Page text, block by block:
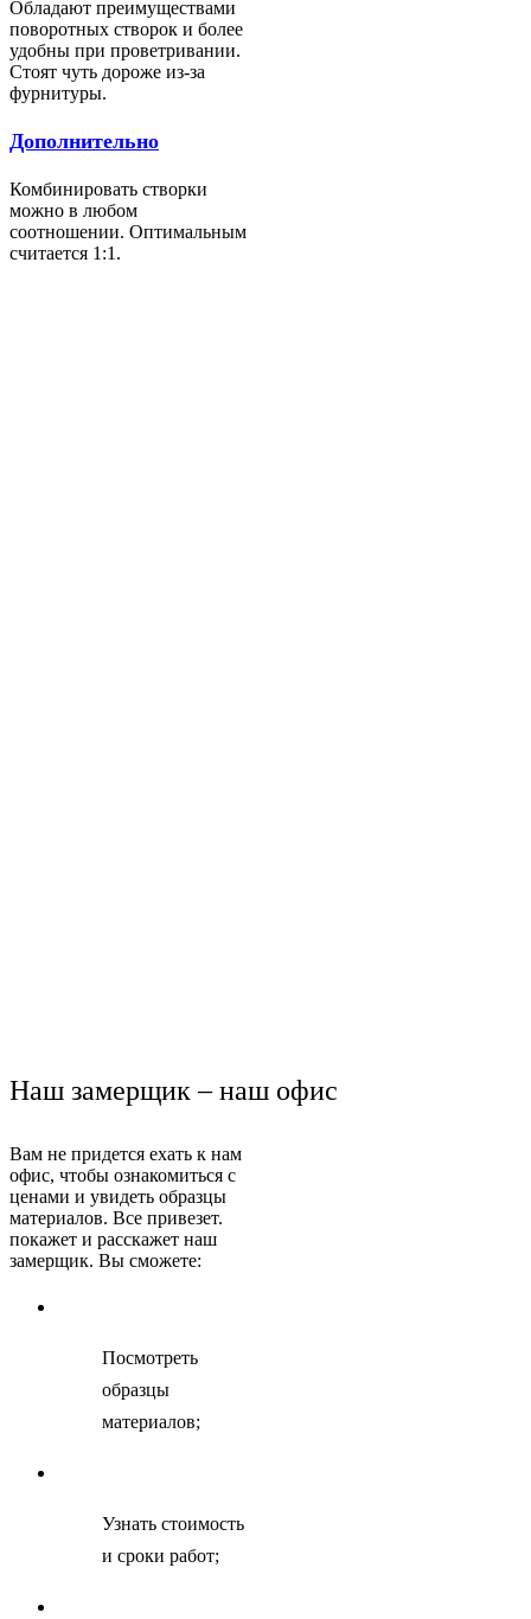
Обладают преимуществами
поворотных створок и более
удобны при проветривании.
Стоят чуть дороже из-за
фурнитуры.
Дополнительно
Комбинировать створки
можно в любом
соотношении. Оптимальным
считается 1:1.
Наш замерщик – наш офис
Вам не придется ехать к нам
офис, чтобы ознакомиться с
ценами и увидеть образцы
материалов. Все привезет.
покажет и расскажет наш
замерщик. Вы сможете:
Посмотреть
образцы
материалов;
Узнать стоимость
и сроки работ;